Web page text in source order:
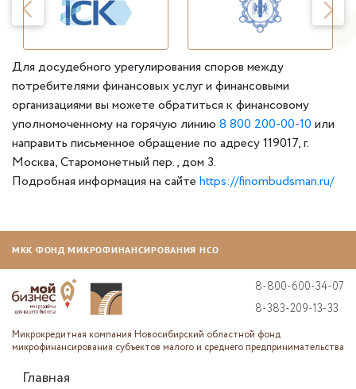
Для досудебного урегулирования споров между
потребителями финансовых услуг и финансовыми
организациями вы можете обратиться к финансовому
уполномоченному на горячую линию 8 800 200-00-10 или
направить письменное обращение по адресу 119017, г.
Москва, Старомонетный пер., дом 3.
Подробная информация на сайте https://finombudsman.ru/
МКК ФОНД МИКРОФИНАНСИРОВАНИЯ НСО
8-800-600-34-07
8-383-209-13-33
Микрокредитная компания Новосибирский областной фонд
микрофинансирования субъектов малого и среднего предпринимательства
Главная